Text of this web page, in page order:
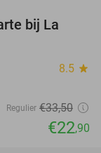
32%
bij La
8.5 star
Regulier €33,50
€22,90